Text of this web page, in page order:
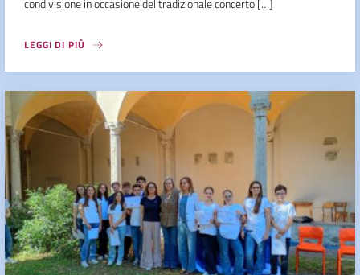
condivisione in occasione del tradizionale concerto […]
LEGGI DI PIÙ